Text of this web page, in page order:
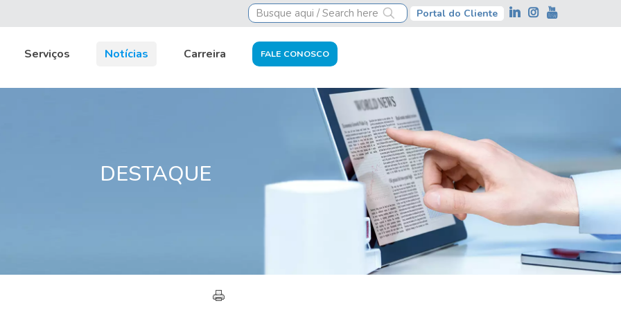
Portal do Cliente
Serviços Notícias Carreira FALE CONOSCO
DESTAQUE